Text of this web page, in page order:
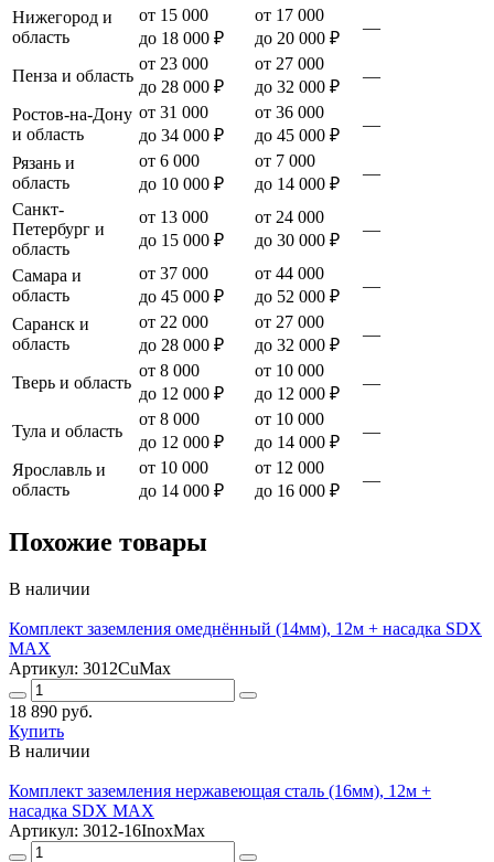
Нижегород и
область
от 15 000
до 18 000 ₽
от 17 000
до 20 000 ₽
—
Пенза и область
от 23 000
до 28 000 ₽
от 27 000
до 32 000 ₽
—
Ростов-на-Дону
и область
от 31 000
до 34 000 ₽
от 36 000
до 45 000 ₽
—
Рязань и
область
от 6 000
до 10 000 ₽
от 7 000
до 14 000 ₽
—
Санкт-
Петербург и
область
от 13 000
до 15 000 ₽
от 24 000
до 30 000 ₽
—
Самара и
область
от 37 000
до 45 000 ₽
от 44 000
до 52 000 ₽
—
Саранск и
область
от 22 000
до 28 000 ₽
от 27 000
до 32 000 ₽
—
Тверь и область
от 8 000
до 12 000 ₽
от 10 000
до 12 000 ₽
—
Тула и область
от 8 000
до 12 000 ₽
от 10 000
до 14 000 ₽
—
Ярославль и
область
от 10 000
до 14 000 ₽
от 12 000
до 16 000 ₽
—
Похожие товары
В наличии
Комплект заземления омеднённый (14мм), 12м + насадка SDX
MAX
Артикул: 3012CuMax
18 890 руб.
Купить
В наличии
Комплект заземления нержавеющая сталь (16мм), 12м +
насадка SDX MAX
Артикул: 3012-16InoxMax